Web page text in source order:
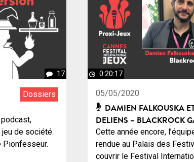
17
Dossiers
de société.
Pionfesseur.
0:20:17
05/05/2020
DAMIEN FALKOUSKA
DELIENS – BLACKROCK
Cette année encore,
rendue au Palais des
couvrir le Festival